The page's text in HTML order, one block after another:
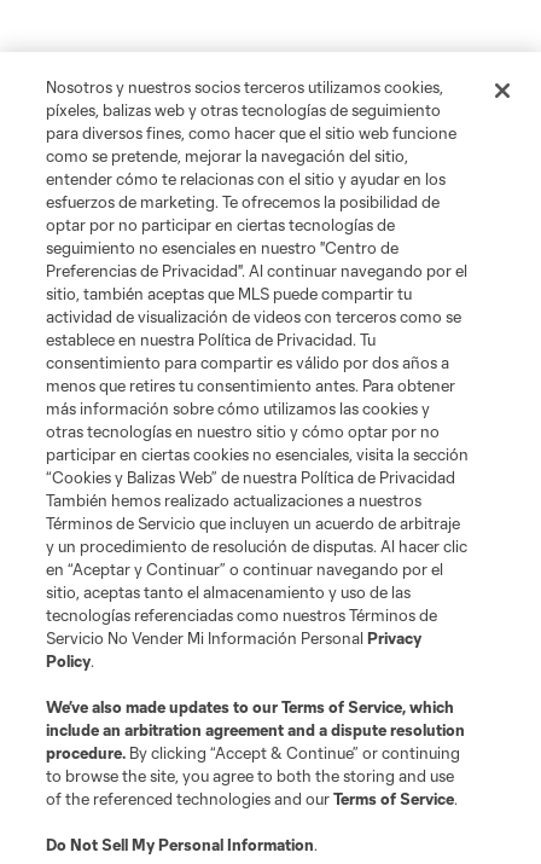
Nosotros y nuestros socios terceros utilizamos cookies,
píxeles, balizas web y otras tecnologías de seguimiento
para diversos fines, como hacer que el sitio web funcione
como se pretende, mejorar la navegación del sitio,
entender cómo te relacionas con el sitio y ayudar en los
esfuerzos de marketing. Te ofrecemos la posibilidad de
optar por no participar en ciertas tecnologías de
seguimiento no esenciales en nuestro "Centro de
Preferencias de Privacidad". Al continuar navegando por el
sitio, también aceptas que MLS puede compartir tu
actividad de visualización de videos con terceros como se
establece en nuestra Política de Privacidad. Tu
consentimiento para compartir es válido por dos años a
menos que retires tu consentimiento antes. Para obtener
más información sobre cómo utilizamos las cookies y
otras tecnologías en nuestro sitio y cómo optar por no
participar en ciertas cookies no esenciales, visita la sección
“Cookies y Balizas Web” de nuestra Política de Privacidad
También hemos realizado actualizaciones a nuestros
Términos de Servicio que incluyen un acuerdo de arbitraje
y un procedimiento de resolución de disputas. Al hacer clic
en “Aceptar y Continuar” o continuar navegando por el
sitio, aceptas tanto el almacenamiento y uso de las
tecnologías referenciadas como nuestros Términos de
Servicio No Vender Mi Información PersonalPrivacy
Policy.
We’ve also made updates to ourTerms of Service, which
include an arbitration agreement and a dispute resolution
procedure. By clicking “Accept & Continue” or continuing
to browse the site, you agree to both the storing and use
of the referenced technologies and ourTerms of Service.
Do Not Sell My Personal Information.